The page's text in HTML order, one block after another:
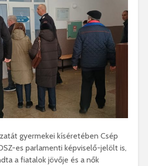
gyermekei kíséretében Csép
es parlamenti képviselő-jelölt is,
a fiatalok jövője és a nők